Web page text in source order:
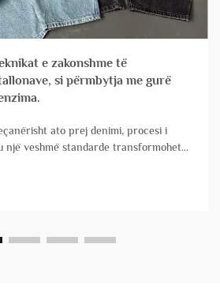
e zakonshme të
si përmbytja me gurë
ato prej denimi, procesi i
një veshmë standarde transformohet